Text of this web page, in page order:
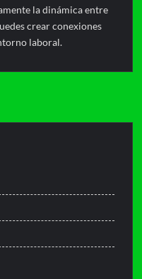
la dinámica entre
crear conexiones
laboral.